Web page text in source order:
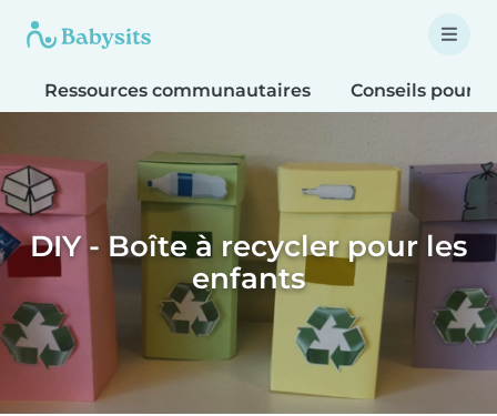
Ressources communautaires Conseils pour
DIY - Boîte à recycler pour les
enfants